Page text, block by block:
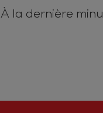
À la dernière